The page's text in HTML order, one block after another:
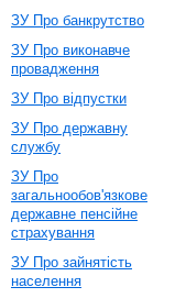
ЗУ Про банкрутство
ЗУ Про виконавче
провадження
ЗУ Про відпустки
ЗУ Про державну
службу
ЗУ Про
загальнообов'язкове
державне пенсійне
страхування
ЗУ Про зайнятість
населення